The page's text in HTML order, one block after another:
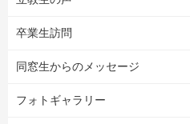
卒業生訪問
同窓生からのメッセージ
フォトギャラリー